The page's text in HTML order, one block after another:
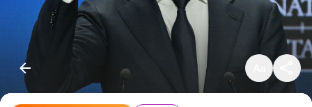
Klein
Standaard
Groot